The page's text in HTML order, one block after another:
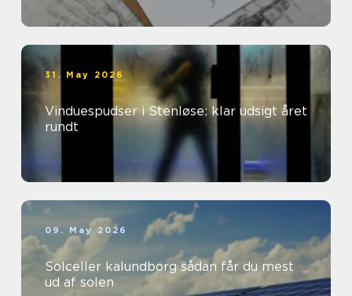
31. May 2026
Vinduespudser i Stenløse: klar udsigt året
rundt
09. May 2026
Solceller kalundborg sådan får du mest
ud af solen